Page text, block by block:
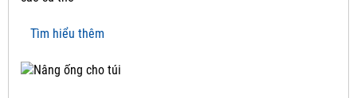
Tìm hiểu thêm